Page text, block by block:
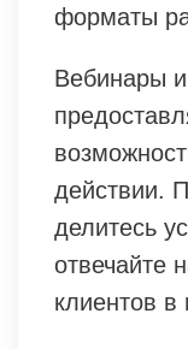
форматы
Вебинары
действии.
делитесь
отвечайте
клиентов